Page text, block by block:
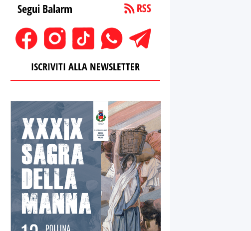
Segui Balarm
ISCRIVITI ALLA NEWSLETTER